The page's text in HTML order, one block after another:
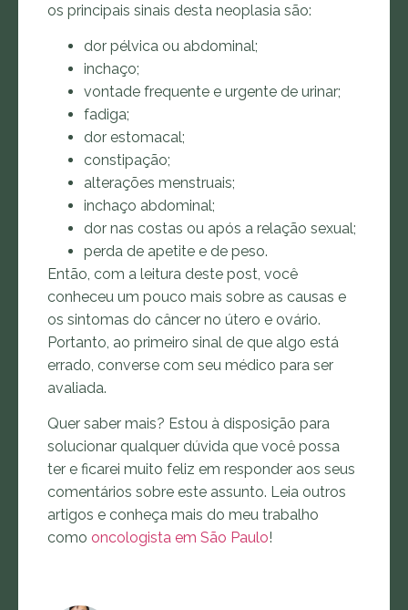
os principais sinais desta neoplasia são:
dor pélvica ou abdominal;
inchaço;
vontade frequente e urgente de urinar;
fadiga;
dor estomacal;
constipação;
alterações menstruais;
inchaço abdominal;
dor nas costas ou após a relação sexual;
perda de apetite e de peso.
Então, com a leitura deste post, você
conheceu um pouco mais sobre as causas e
os sintomas do câncer no útero e ovário.
Portanto, ao primeiro sinal de que algo está
errado, converse com seu médico para ser
avaliada.
Quer saber mais? Estou à disposição para
solucionar qualquer dúvida que você possa
ter e ficarei muito feliz em responder aos seus
comentários sobre este assunto. Leia outros
artigos e conheça mais do meu trabalho
como oncologista em São Paulo!